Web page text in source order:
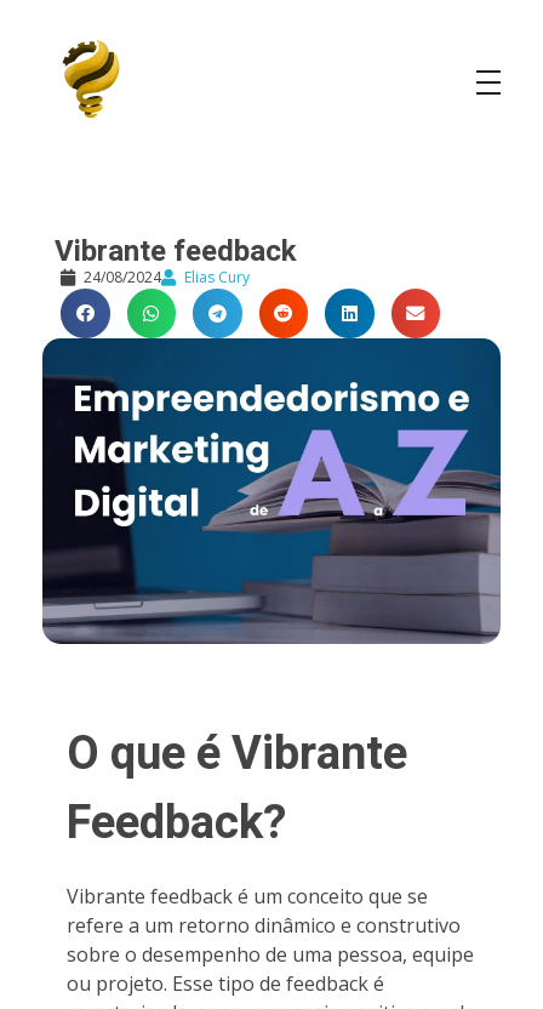
Vibrante feedback
24/08/2024 Elias Cury
O que é Vibrante
Feedback?
Vibrante feedback é um conceito que se
refere a um retorno dinâmico e construtivo
sobre o desempenho de uma pessoa, equipe
ou projeto. Esse tipo de feedback é